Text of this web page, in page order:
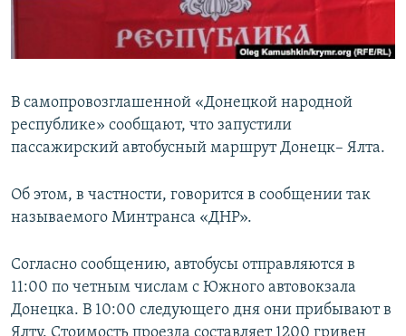
ПОБЕДИТЕЛЕЙ НЕ СУДЯТ?
КРЫМ.НЕПОКОРЕННЫЙ
УКРАИНСКАЯ ПРОБЛЕМА КРЫМА
Все сайты RFE/RL
В самопровозглашенной «Донецкой народной
республике» сообщают, что запустили
пассажирский автобусный маршрут Донецк– Ялта.
Об этом, в частности, говорится в сообщении так
называемого Минтранса «ДНР».
Согласно сообщению, автобусы отправляются в
11:00 по четным числам с Южного автовокзала
Донецка. В 10:00 следующего дня они прибывают в